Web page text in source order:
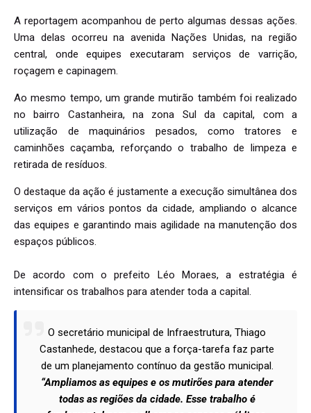
A reportagem acompanhou de perto algumas dessas ações.
Uma delas ocorreu na avenida Nações Unidas, na região
central, onde equipes executaram serviços de varrição,
roçagem e capinagem.
Ao mesmo tempo, um grande mutirão também foi realizado
no bairro Castanheira, na zona Sul da capital, com a
utilização de maquinários pesados, como tratores e
caminhões caçamba, reforçando o trabalho de limpeza e
retirada de resíduos.
O destaque da ação é justamente a execução simultânea dos
serviços em vários pontos da cidade, ampliando o alcance
das equipes e garantindo mais agilidade na manutenção dos
espaços públicos.
De acordo com o prefeito Léo Moraes, a estratégia é
intensificar os trabalhos para atender toda a capital.
O secretário municipal de Infraestrutura, Thiago
Castanhede, destacou que a força-tarefa faz parte
de um planejamento contínuo da gestão municipal.
“Ampliamos as equipes e os mutirões para atender
todas as regiões da cidade. Esse trabalho é